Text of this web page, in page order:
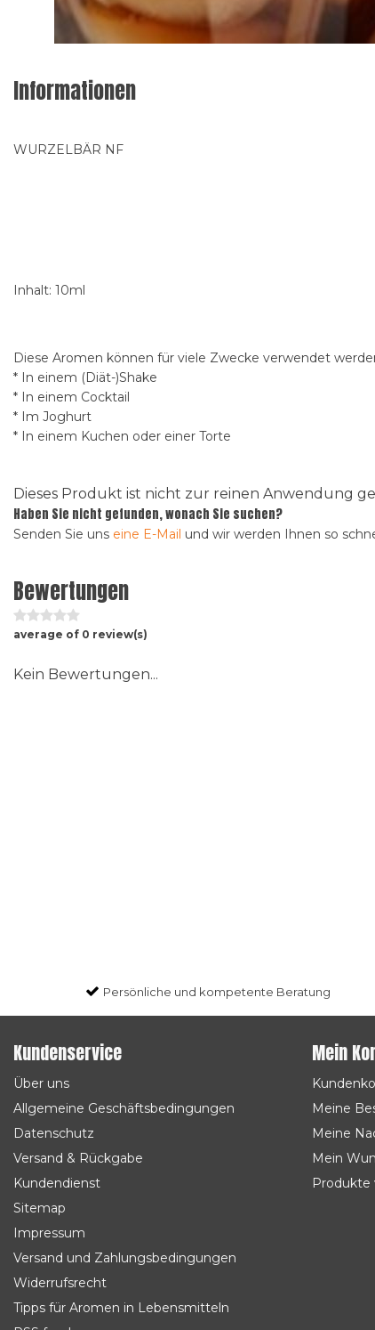
Informationen
WURZELBÄR NF
Inhalt: 10ml
Diese Aromen können für viele Zwecke verwendet
* In einem (Diät-)Shake
* In einem Cocktail
* Im Joghurt
* In einem Kuchen oder einer Torte
Dieses Produkt ist nicht zur reinen Anwendung
Haben Sie nicht gefunden, wonach Sie suchen?
Senden Sie uns eine E-Mail und wir werden Ihnen so
Bewertungen
average of 0 review(s)
Kein Bewertungen...
Persönliche und kompetente Beratung
Kundenservice
Über uns
Allgemeine Geschäftsbedingungen
Datenschutz
Versand & Rückgabe
Kundendienst
Sitemap
Impressum
Versand und Zahlungsbedingungen
Widerrufsrecht
Tipps für Aromen in Lebensmitteln
Mein
Meine
Meine
Mein
Produkte